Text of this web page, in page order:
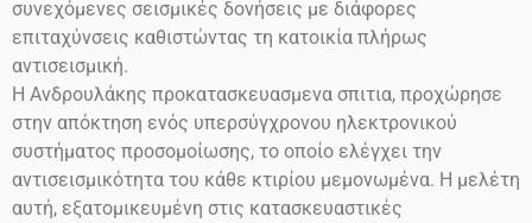
συνεχόμενες σεισμικές δονήσεις με διάφορες
επιταχύνσεις καθιστώντας τη κατοικία πλήρως
αντισεισμική.
Η Ανδρουλάκης προκατασκευασμενα σπιτια, προχώρησε
στην απόκτηση ενός υπερσύγχρονου ηλεκτρονικού
συστήματος προσομοίωσης, το οποίο ελέγχει την
αντισεισμικότητα του κάθε κτιρίου μεμονωμένα. Η μελέτη
αυτή, εξατομικευμένη στις κατασκευαστικές